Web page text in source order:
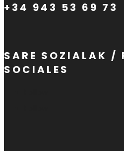
+34 943 53 69 73
SARE SOZIALAK /
SOCIALES